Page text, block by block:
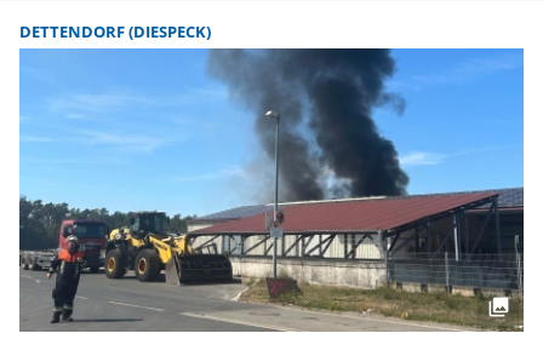
DETTENDORF (DIESPECK)